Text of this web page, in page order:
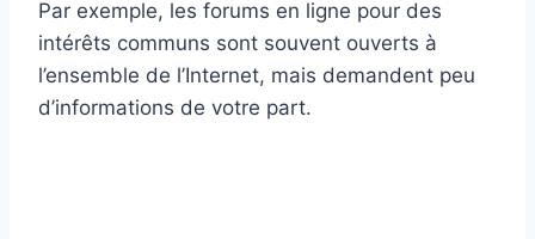
Par exemple, les forums en ligne pour des
intérêts communs sont souvent ouverts à
l’ensemble de l’Internet, mais demandent peu
d’informations de votre part.